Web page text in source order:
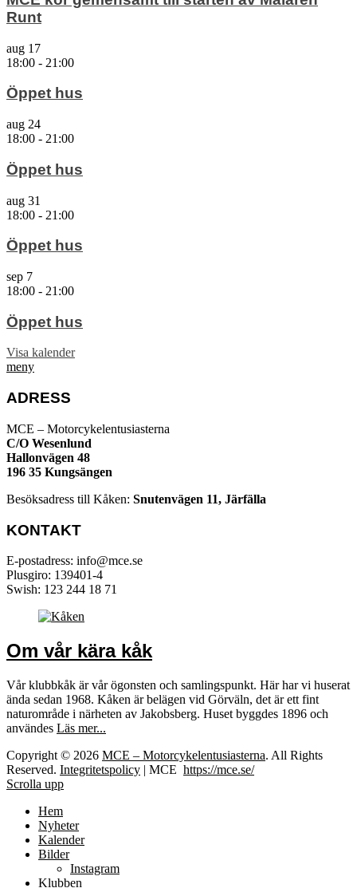
Runt
aug 17
18:00 - 21:00
Öppet hus
aug 24
18:00 - 21:00
Öppet hus
aug 31
18:00 - 21:00
Öppet hus
sep 7
18:00 - 21:00
Öppet hus
Visa kalender
meny
ADRESS
MCE – Motorcykelentusiasterna
C/O Wesenlund
Hallonvägen 48
196 35 Kungsängen
Besöksadress till Kåken: Snutenvägen 11, Järfälla
KONTAKT
E-postadress: info@mce.se
Plusgiro: 139401-4
Swish: 123 244 18 71
Om vår kära kåk
Vår klubbkåk är vår ögonsten och samlingspunkt. Här har vi huserat
ända sedan 1968. Kåken är belägen vid Görväln, det är ett fint
naturområde i närheten av Jakobsberg. Huset byggdes 1896 och
användes Läs mer...
Copyright © 2026 MCE – Motorcykelentusiasterna. All Rights
Reserved. Integritetspolicy | MCE https://mce.se/
Scrolla upp
Hem
Nyheter
Kalender
Bilder
Instagram
Klubben